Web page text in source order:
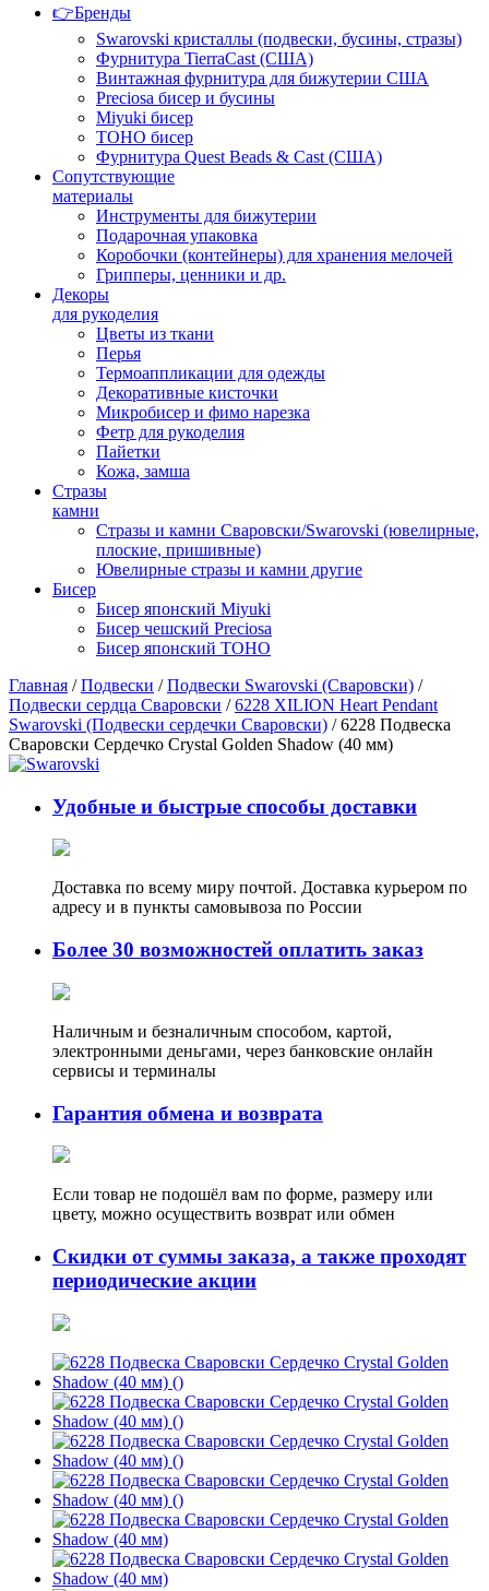
👉Бренды
Swarovski кристаллы (подвески, бусины, стразы)
Фурнитура TierraCast (США)
Винтажная фурнитура для бижутерии США
Preciosa бисер и бусины
Miyuki бисер
TOHO бисер
Фурнитура Quest Beads & Cast (США)
Сопутствующие
материалы
Инструменты для бижутерии
Подарочная упаковка
Коробочки (контейнеры) для хранения мелочей
Грипперы, ценники и др.
Декоры
для рукоделия
Цветы из ткани
Перья
Термоаппликации для одежды
Декоративные кисточки
Микробисер и фимо нарезка
Фетр для рукоделия
Пайетки
Кожа, замша
Стразы
камни
Стразы и камни Сваровски/Swarovski (ювелирные,
плоские, пришивные)
Ювелирные стразы и камни другие
Бисер
Бисер японский Miyuki
Бисер чешский Preciosa
Бисер японский TOHO
Главная /Подвески /Подвески Swarovski (Сваровски) /
Подвески сердца Сваровски /6228 XILION Heart Pendant
Swarovski (Подвески сердечки Сваровски) / 6228 Подвеска
Сваровски Сердечко Crystal Golden Shadow (40 мм)
Удобные и быстрые способы доставки
Доставка по всему миру почтой. Доставка курьером по
адресу и в пункты самовывоза по России
Более 30 возможностей оплатить заказ
Наличным и безналичным способом, картой,
электронными деньгами, через банковские онлайн
сервисы и терминалы
Гарантия обмена и возврата
Если товар не подошёл вам по форме, размеру или
цвету, можно осуществить возврат или обмен
Скидки от суммы заказа, а также проходят
периодические акции